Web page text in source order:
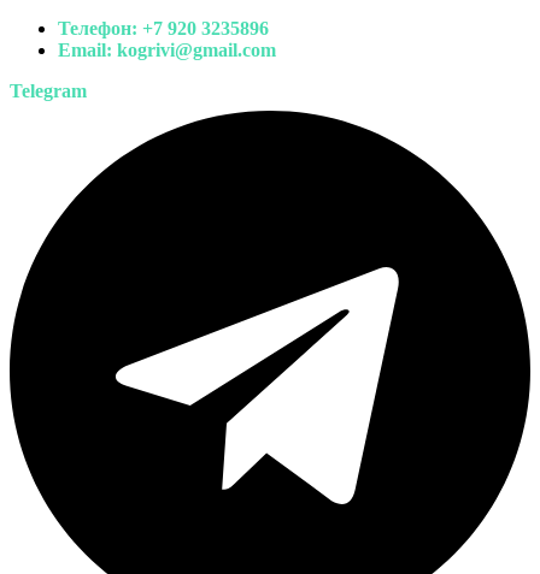
Телефон: +7 920 3235896
Email: kogrivi@gmail.com
Telegram